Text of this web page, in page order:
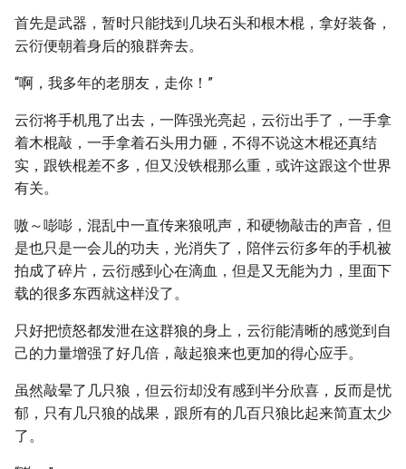
首先是武器，暂时只能找到几块石头和根木棍，拿好装备，
云衍便朝着身后的狼群奔去。
“啊，我多年的老朋友，走你！”
云衍将手机甩了出去，一阵强光亮起，云衍出手了，一手拿
着木棍敲，一手拿着石头用力砸，不得不说这木棍还真结
实，跟铁棍差不多，但又没铁棍那么重，或许这跟这个世界
有关。
嗷～嘭嘭，混乱中一直传来狼吼声，和硬物敲击的声音，但
是也只是一会儿的功夫，光消失了，陪伴云衍多年的手机被
拍成了碎片，云衍感到心在滴血，但是又无能为力，里面下
载的很多东西就这样没了。
只好把愤怒都发泄在这群狼的身上，云衍能清晰的感觉到自
己的力量增强了好几倍，敲起狼来也更加的得心应手。
虽然敲晕了几只狼，但云衍却没有感到半分欣喜，反而是忧
郁，只有几只狼的战果，跟所有的几百只狼比起来简直太少
了。